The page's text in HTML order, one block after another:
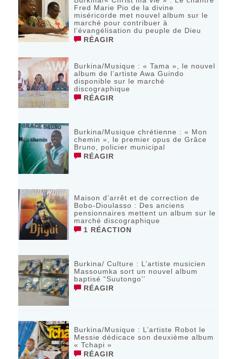
Fred Marie Pio de la divine
miséricorde met nouvel album sur le
marché pour contribuer à
l’évangélisation du peuple de Dieu
RÉAGIR
Burkina/Musique : « Tama », le nouvel
album de l’artiste Awa Guindo
disponible sur le marché
discographique
RÉAGIR
Burkina/Musique chrétienne : « Mon
chemin », le premier opus de Grâce
Bruno, policier municipal
RÉAGIR
Maison d’arrêt et de correction de
Bobo-Dioulasso : Des anciens
pensionnaires mettent un album sur le
marché discographique
1 RÉACTION
Burkina/ Culture : L’artiste musicien
Massoumka sort un nouvel album
baptisé “Suutongo’’
RÉAGIR
Burkina/Musique : L’artiste Robot le
Messie dédicace son deuxième album
« Tchapi »
RÉAGIR